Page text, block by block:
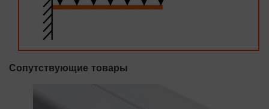
Сопутствующие товары